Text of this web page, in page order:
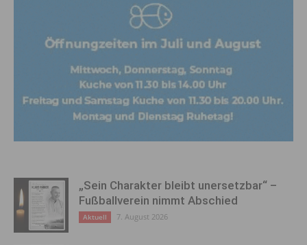
„Sein Charakter bleibt unersetzbar“ –
Fußballverein nimmt Abschied
Aktuell 7. August 2026